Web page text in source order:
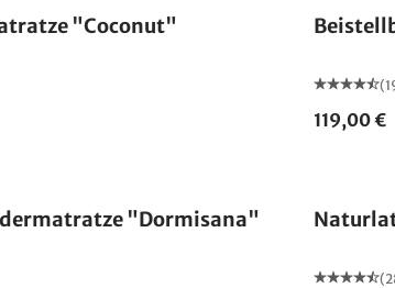
"Coconut"
119,00 €
"Dormisana"